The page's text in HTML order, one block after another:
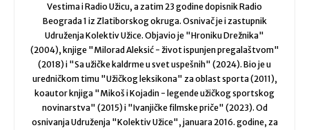
Vestima i Radio Užicu, a zatim 23 godine dopisnik Radio
Beograda 1 iz Zlatiborskog okruga. Osnivač je i zastupnik
Udruženja Kolektiv Užice. Objavio je "Hroniku Drežnika"
(2004), knjige "Milorad Aleksić - život ispunjen pregalaštvom"
(2018) i "Sa užičke kaldrme u svet uspešnih" (2024). Bio je u
uredničkom timu "Užičkog leksikona" za oblast sporta (2011),
koautor knjiga "Mikoš i Kojadin - legende užičkog sportskog
novinarstva" (2015) i "Ivanjičke filmske priče" (2023). Od
osnivanja Udruženja "Kolektiv Užice", januara 2016. godine, za